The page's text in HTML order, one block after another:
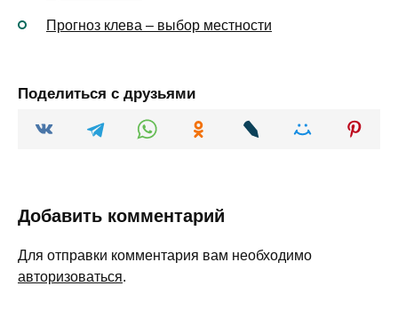
Прогноз клева – выбор местности
Поделиться с друзьями
Добавить комментарий
Для отправки комментария вам необходимо
авторизоваться.